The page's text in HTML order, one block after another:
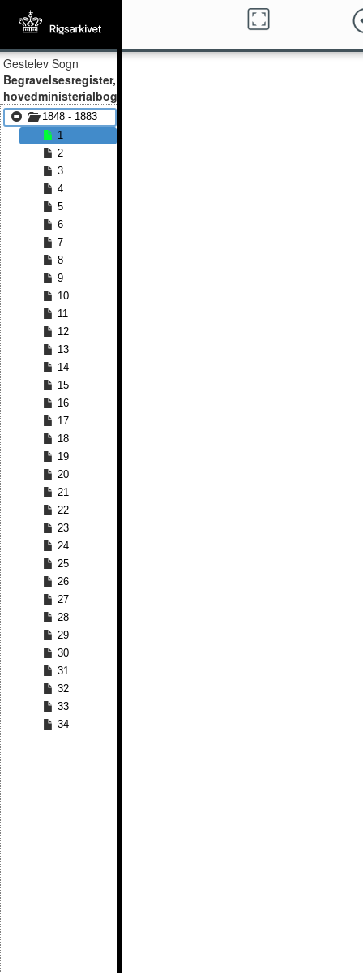
Gestelev Sogn
Begravelsesregister,
hovedministerialbog
1848 - 1883
1
2
3
4
5
6
7
8
9
10
11
12
13
14
15
16
17
18
19
20
21
22
23
24
25
26
27
28
29
30
31
32
33
34